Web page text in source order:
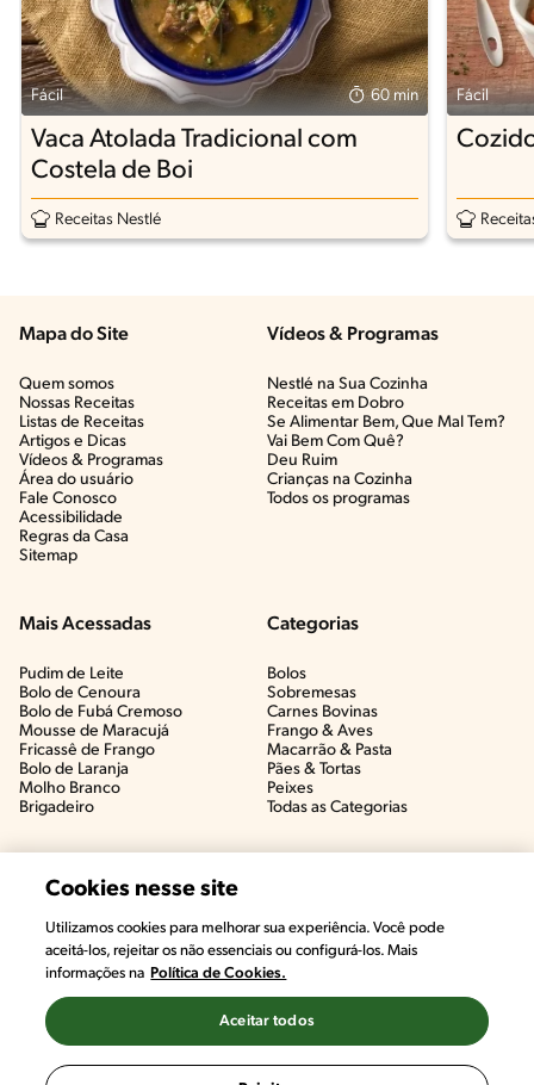
Fácil 60 min
Vaca Atolada Tradicional com
Costela de Boi
Receitas Nestlé
Fácil
Mapa do Site
Quem somos
Nossas Receitas
Listas de Receitas​
Artigos e Dicas​
Vídeos & Programas​
Área do usuário
Fale Conosco
Acessibilidade
Regras da Casa
Sitemap
Vídeos & Programas​
Nestlé na Sua Cozinha
Receitas em Dobro
Se Alimentar Bem, Que Mal Tem?​
Vai Bem Com Quê?​
Deu Ruim​
Crianças na Cozinha​
Todos os programas
Mais Acessadas
Pudim de Leite
Bolo de Cenoura
Bolo de Fubá Cremoso
Mousse de Maracujá
Fricassê de Frango
Bolo de Laranja
Molho Branco
Brigadeiro
Categorias
Bolos
Sobremesas
Carnes Bovinas​
Frango & Aves​
Macarrão & Pasta​
Pães & Tortas​
Peixes
Todas as Categorias
Cookies nesse site
Utilizamos cookies para melhorar sua experiência. Você pode
aceitá-los, rejeitar os não essenciais ou configurá-los. Mais
informações na Política de Cookies.
Aceitar todos